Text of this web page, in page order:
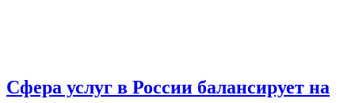
Сфера услуг в России балансирует на